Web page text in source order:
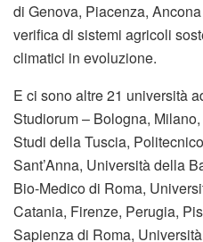
di Genova, Piacenza,
verifica di sistemi agricoli
climatici in evoluzione.
E ci sono altre 21 università
Studiorum – Bologna,
Studi della Tuscia,
Sant’Anna, Università della
Bio-Medico di Roma,
Catania, Firenze, Perugia,
Sapienza di Roma,